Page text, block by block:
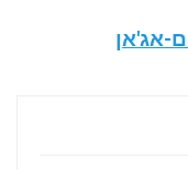
אג'אן